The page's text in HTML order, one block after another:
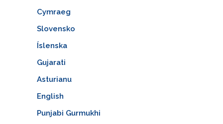
Cymraeg
Slovensko
Íslenska
Gujarati
Asturianu
English
Punjabi Gurmukhi